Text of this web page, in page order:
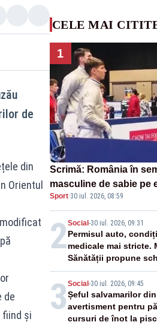
de
din
Orientul
de
și
CELE MAI
1
Scrimă: România în
masculine de sabie pe
Campionatele Mondiale
Sport·30 iul. 2026, 08:59
2Social -30 iul. 2026, 09:31
Permisul auto,
medicale mai stricte.
Sănătății propune
3 Social -30 iul. 2026, 09:45
Șeful salvamarilor
avertisment pentru
cursuri de înot la